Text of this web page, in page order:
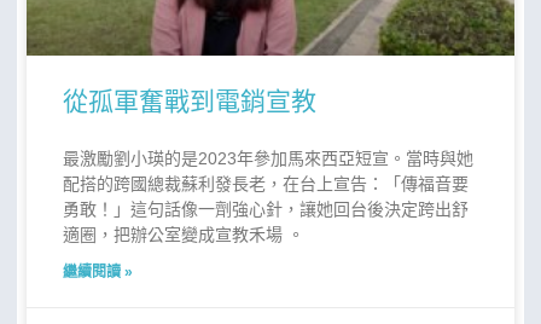
從孤軍奮戰到電銷宣教
最激勵劉小瑛的是2023年參加馬來西亞短宣。當時與她
配搭的跨國總裁蘇利發長老，在台上宣告：「傳福音要
勇敢！」這句話像一劑強心針，讓她回台後決定跨出舒
適圈，把辦公室變成宣教禾場 。
繼續閱讀 »